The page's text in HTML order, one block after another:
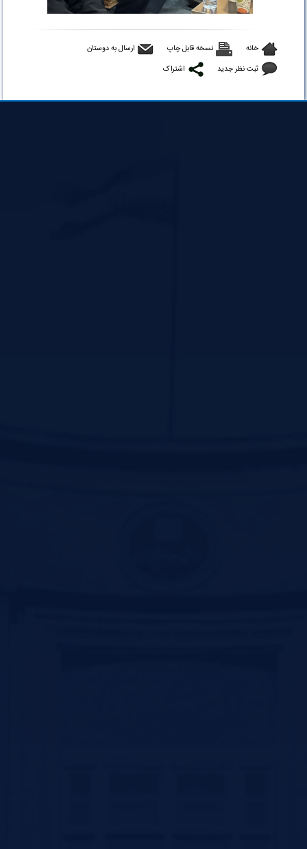
خانه نسخه قابل چاپ
ارسال به دوستان
ثبت نظر جدید
اشتراک